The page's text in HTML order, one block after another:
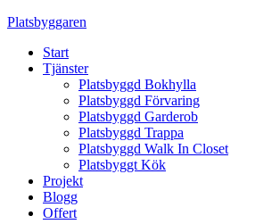
Skip
content
Platsbyggaren
Start
Tjänster
Platsbyggd Bokhylla
Platsbyggd Förvaring
Platsbyggd Garderob
Platsbyggd Trappa
Platsbyggd Walk In Closet
Platsbyggt Kök
Projekt
Blogg
Offert